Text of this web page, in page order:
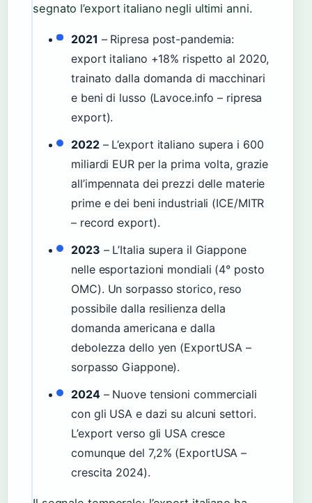
segnato l’export italiano negli ultimi anni.
2021 – Ripresa post-pandemia:
export italiano +18% rispetto al 2020,
trainato dalla domanda di macchinari
e beni di lusso (Lavoce.info – ripresa
export).
2022– L’export italiano supera i 600
miliardi EUR per la prima volta, grazie
all’impennata dei prezzi delle materie
prime e dei beni industriali (ICE/MITR
– record export).
2023 – L’Italia supera il Giappone
nelle esportazioni mondiali (4° posto
OMC). Un sorpasso storico, reso
possibile dalla resilienza della
domanda americana e dalla
debolezza dello yen (ExportUSA –
sorpasso Giappone).
2024– Nuove tensioni commerciali
con gli USA e dazi su alcuni settori.
L’export verso gli USA cresce
comunque del 7,2% (ExportUSA –
crescita 2024).